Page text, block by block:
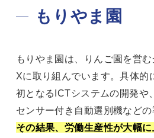
もりやま園
もりやま園は、りんご園を営
Xに取り組んでいます。具体的
初となるICTシステムの開発や
センサー付き自動選別機などの
その結果、労働生産性が大幅